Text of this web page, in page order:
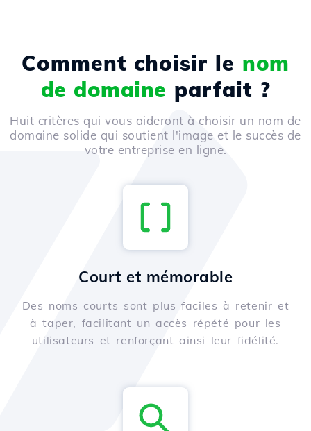
Comment choisir le nom
de domaine parfait ?
Huit critères qui vous aideront à choisir un nom de
domaine solide qui soutient l'image et le succès de
votre entreprise en ligne.
Court et mémorable
Des noms courts sont plus faciles à retenir et
à taper, facilitant un accès répété pour les
utilisateurs et renforçant ainsi leur fidélité.